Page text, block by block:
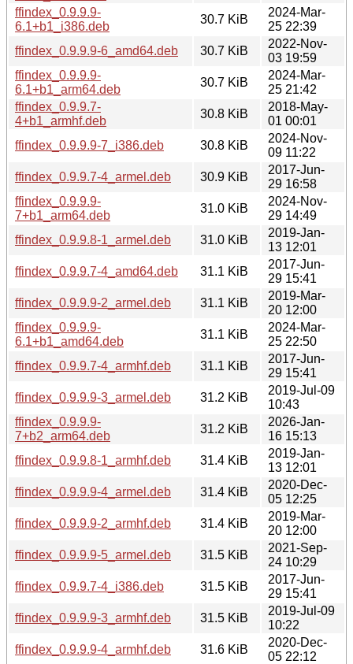
ffindex_0.9.9.9-
6.1+b1_i386.deb
30.7 KiB
2024-Mar-
25 22:39
ffindex_0.9.9.9-6_amd64.deb
30.7 KiB
2022-Nov-
03 19:59
ffindex_0.9.9.9-
6.1+b1_arm64.deb
30.7 KiB
2024-Mar-
25 21:42
ffindex_0.9.9.7-
4+b1_armhf.deb
30.8 KiB
2018-May-
01 00:01
ffindex_0.9.9.9-7_i386.deb
30.8 KiB
2024-Nov-
09 11:22
ffindex_0.9.9.7-4_armel.deb
30.9 KiB
2017-Jun-
29 16:58
ffindex_0.9.9.9-
7+b1_arm64.deb
31.0 KiB
2024-Nov-
29 14:49
ffindex_0.9.9.8-1_armel.deb
31.0 KiB
2019-Jan-
13 12:01
ffindex_0.9.9.7-4_amd64.deb
31.1 KiB
2017-Jun-
29 15:41
ffindex_0.9.9.9-2_armel.deb
31.1 KiB
2019-Mar-
20 12:00
ffindex_0.9.9.9-
6.1+b1_amd64.deb
31.1 KiB
2024-Mar-
25 22:50
ffindex_0.9.9.7-4_armhf.deb
31.1 KiB
2017-Jun-
29 15:41
ffindex_0.9.9.9-3_armel.deb
31.2 KiB
2019-Jul-09
10:43
ffindex_0.9.9.9-
7+b2_arm64.deb
31.2 KiB
2026-Jan-
16 15:13
ffindex_0.9.9.8-1_armhf.deb
31.4 KiB
2019-Jan-
13 12:01
ffindex_0.9.9.9-4_armel.deb
31.4 KiB
2020-Dec-
05 12:25
ffindex_0.9.9.9-2_armhf.deb
31.4 KiB
2019-Mar-
20 12:00
ffindex_0.9.9.9-5_armel.deb
31.5 KiB
2021-Sep-
24 10:29
ffindex_0.9.9.7-4_i386.deb
31.5 KiB
2017-Jun-
29 15:41
ffindex_0.9.9.9-3_armhf.deb
31.5 KiB
2019-Jul-09
10:22
ffindex_0.9.9.9-4_armhf.deb
31.6 KiB
2020-Dec-
05 22:12